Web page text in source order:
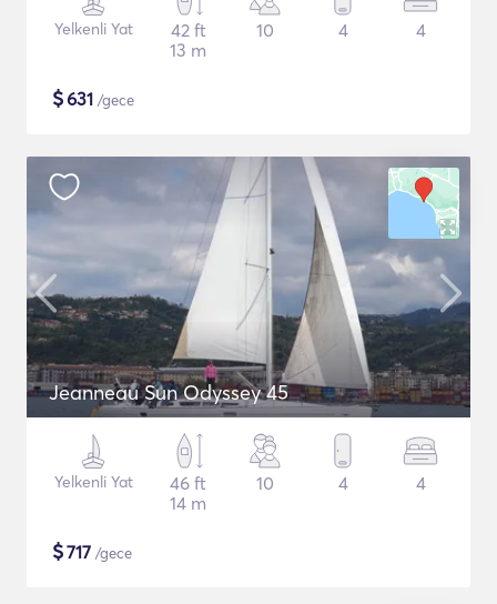
Yelkenli Yat
42 ft
13 m
10 4 4
$631 /gece
Jeanneau Sun Odyssey 45
Yelkenli Yat
46 ft
14 m
10 4 4
$717 /gece